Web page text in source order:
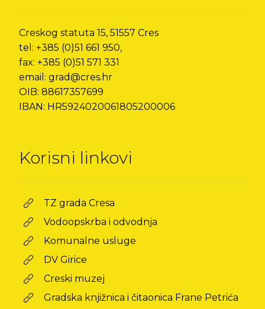
Creskog statuta 15, 51557 Cres
tel: +385 (0)51 661 950,
fax: +385 (0)51 571 331
email: grad@cres.hr
OIB: 88617357699
IBAN: HR5924020061805200006
Korisni linkovi
TZ grada Cresa
Vodoopskrba i odvodnja
Komunalne usluge
DV Girice
Creski muzej
Gradska knjižnica i čitaonica Frane Petrića